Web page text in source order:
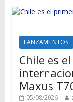
LANZAMIENTOS
Chile es
Maxus
05/08/2026